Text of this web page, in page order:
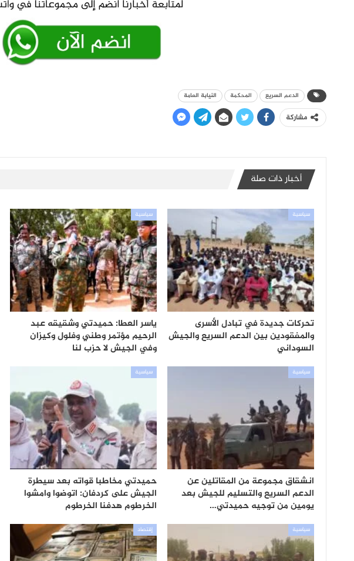
الدعم السريع المحكمة النيابة العامة
مشاركة
أخبار ذات صلة
سياسية
تحركات جديدة في تبادل الأسرى
والمفقودين بين الدعم السريع والجيش
السوداني
سياسية
ياسر العطا: حميدتي وشقيقه عبد
الرحيم مؤتمر وطني وفلول وكيزان
وفي الجيش لا حزب لنا
سياسية
انشقاق مجموعة من المقاتلين عن
الدعم السريع والتسليم للجيش بعد
يومين من توجيه حميدتي…
سياسية
حميدتي مخاطبا قواته بعد سيطرة
الجيش على كردفان: اتوضوا وامشوا
الخرطوم هدفنا الخرطوم
سياسية إقتصاد